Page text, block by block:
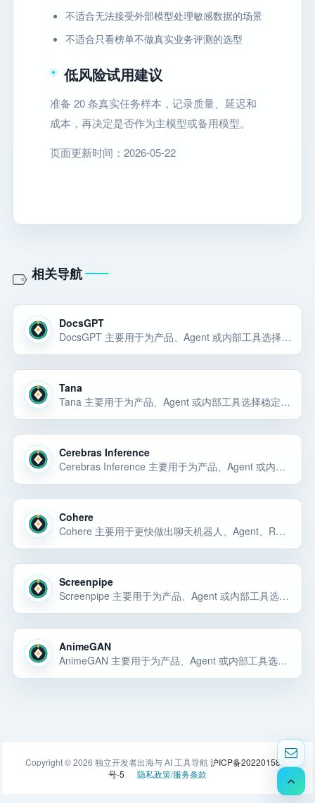
不适合无法接受外部模型处理敏感数据的场景
不适合只看榜单不做真实业务评测的选型
低风险试用建议
准备 20 条真实任务样本，记录质量、延迟和
成本，再决定是否作为主模型或备用模型。
页面更新时间：2026-05-22
相关导航
DocsGPT
DocsGPT 主要用于为产品、Agent 或内部工具选择稳定的模型能力和 API 底座。DocsGPT 主要用于为产品、Agent 或内部工具选择稳定的模型能力和 API 底座。DocsGPT 主要用于为产品、Agent 或内… 选择前重点看价格、上手门槛、风险和替代方案。
Tana
Tana 主要用于为产品、Agent 或内部工具选择稳定的模型能力和 API 底座。Tana 主要用于为产品、Agent 或内部工具选择稳定的模型能力和 API 底座。Tana 主要用于为产品、Agent 或内部工具选择稳… 选择前重点看价格、上手门槛、风险和替代方案。
Cerebras Inference
Cerebras Inference 主要用于为产品、Agent 或内部工具选择稳定的模型能力和 API 底座。Cerebras Inference 可以先按 大模型 API 候选来评估：它主要用于为产品、Agent 或内部工具选择稳定的模型能力… 选择前重点看价格、上手门槛、风险和替代方案。
Cohere
Cohere 主要用于更快做出聊天机器人、Agent、RAG 应用、内部 AI 工具或可演示的 AI 产品原型。Cohere 主要用于更快做出聊天机器人、Agent、RAG 应用、内部 AI 工具或可演示的 AI 产品原型。Cohere 主要用于更快… 选择前重点看价格、上手门槛、风险和替代方案。
Screenpipe
Screenpipe 主要用于为产品、Agent 或内部工具选择稳定的模型能力和 API 底座。Screenpipe 主要用于为产品、Agent 或内部工具选择稳定的模型能力和 API 底座。Screenpipe 主要用于为产品、Ag… 选择前重点看价格、上手门槛、风险和替代方案。
AnimeGAN
AnimeGAN 主要用于为产品、Agent 或内部工具选择稳定的模型能力和 API 底座。AnimeGAN 主要用于为产品、Agent 或内部工具选择稳定的模型能力和 API 底座。AnimeGAN 主要用于为产品、Agent… 选择前重点看价格、上手门槛、风险和替代方案。
Copyright © 2026 独立开发者出海与 AI 工具导航 沪ICP备2022015837
号-5
隐私政策/服务条款